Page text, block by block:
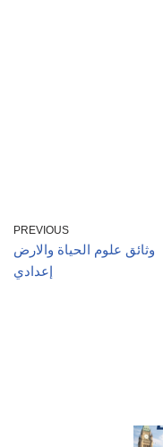
PREVIOUS
وثائق علوم الحياة والارض
إعدادي